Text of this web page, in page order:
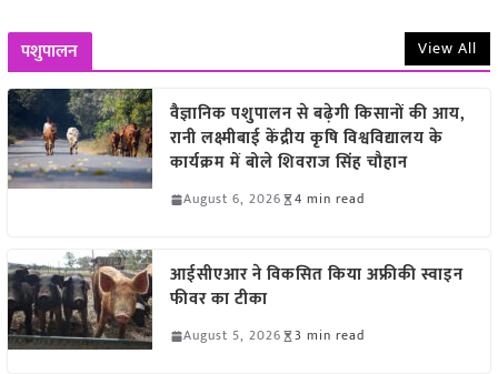
पशुपालन View All
वैज्ञानिक पशुपालन से बढ़ेगी किसानों की आय,
रानी लक्ष्मीबाई केंद्रीय कृषि विश्वविद्यालय के
कार्यक्रम में बोले शिवराज सिंह चौहान
August 6, 2026 4 min read
आईसीएआर ने विकसित किया अफ्रीकी स्वाइन
फीवर का टीका
August 5, 2026 3 min read